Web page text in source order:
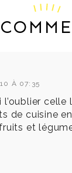
À 07:35
l’oublier celle
de cuisine
et